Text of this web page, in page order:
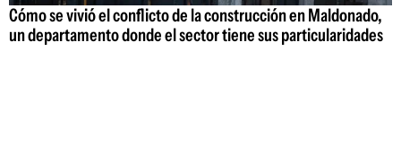
Cómo se vivió el conflicto de la construcción en Maldonado,
un departamento donde el sector tiene sus particularidades